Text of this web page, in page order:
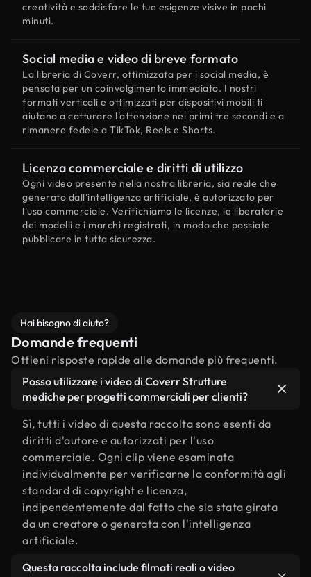
creatività e soddisfare le tue esigenze visive in pochi
minuti.
Social media e video di breve formato
La libreria di Coverr, ottimizzata per i social media, è
pensata per un coinvolgimento immediato. I nostri
formati verticali e ottimizzati per dispositivi mobili ti
aiutano a catturare l'attenzione nei primi tre secondi e a
rimanere fedele a TikTok, Reels e Shorts.
Licenza commerciale e diritti di utilizzo
Ogni video presente nella nostra libreria, sia reale che
generato dall'intelligenza artificiale, è autorizzato per
l'uso commerciale. Verifichiamo le licenze, le liberatorie
dei modelli e i marchi registrati, in modo che possiate
pubblicare in tutta sicurezza.
Hai bisogno di aiuto?
Domande frequenti
Ottieni risposte rapide alle domande più frequenti.
Posso utilizzare i video di Coverr Strutture
mediche per progetti commerciali per clienti?
Sì, tutti i video di questa raccolta sono esenti da
diritti d'autore e autorizzati per l'uso
commerciale. Ogni clip viene esaminata
individualmente per verificarne la conformità agli
standard di copyright e licenza,
indipendentemente dal fatto che sia stata girata
da un creatore o generata con l'intelligenza
artificiale.
Questa raccolta include filmati reali o video